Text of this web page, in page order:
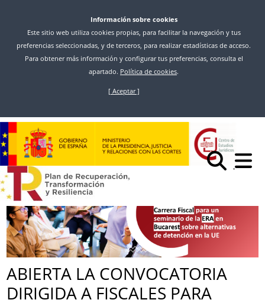
main
Información sobre cookies
Este sitio web utiliza cookies propias, para facilitar la navegación y tus
preferencias seleccionadas, y de terceros, para realizar estadísticas de acceso.
Para obtener más información y configurar tus preferencias, consulta el
apartado. Política de cookies.
[ Aceptar ]
ABIERTA LA CONVOCATORIA DIRIGIDA A FISCALES PARA PARTICIPAR
EN EL SEMINARIO DE LA ERA “FRAMEWORK DECISIONS 829 AND THEIR
IMPACT ON ALTERNATIVES IN THE EU” EN BUCAREST
ABIERTA LA CONVOCATORIA
DIRIGIDA A FISCALES PARA